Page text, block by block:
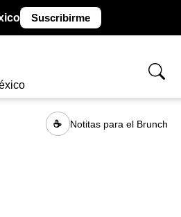
Suscribirme
☕ Notitas para el Brunch